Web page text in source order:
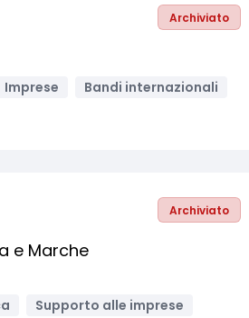
Archiviato
Imprese
Bandi internazionali
Archiviato
e Marche
Supporto alle imprese